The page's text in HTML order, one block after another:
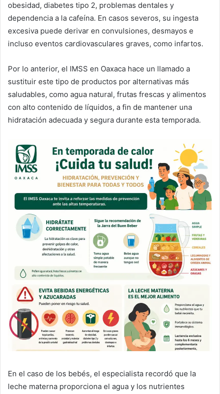
obesidad, diabetes tipo 2, problemas dentales y
dependencia a la cafeína. En casos severos, su ingesta
excesiva puede derivar en convulsiones, desmayos e
incluso eventos cardiovasculares graves, como infartos.
Por lo anterior, el IMSS en Oaxaca hace un llamado a
sustituir este tipo de productos por alternativas más
saludables, como agua natural, frutas frescas y alimentos
con alto contenido de líquidos, a fin de mantener una
hidratación adecuada y segura durante esta temporada.
En el caso de los bebés, el especialista recordó que la
leche materna proporciona el agua y los nutrientes